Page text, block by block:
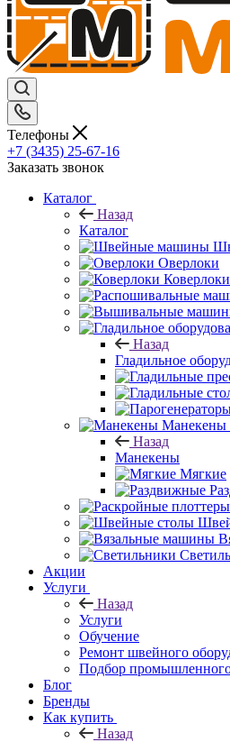
Телефоны
+7 (3435) 25-67-16
Заказать звонок
Каталог
Назад
Каталог
Оверлоки
Коверлоки
Назад
Гладильное
Манекены
Назад
Манекены
Мягкие
Акции
Услуги
Назад
Услуги
Обучение
Ремонт швейного
Подбор
Блог
Бренды
Как купить
Назад